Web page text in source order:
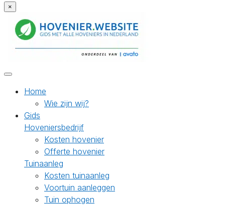
×
Home
Wie zijn wij?
Gids
Hoveniersbedrijf
Kosten hovenier
Offerte hovenier
Tuinaanleg
Kosten tuinaanleg
Voortuin aanleggen
Tuin ophogen